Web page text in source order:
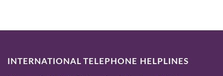
INTERNATIONAL TELEPHONE HELPLINES